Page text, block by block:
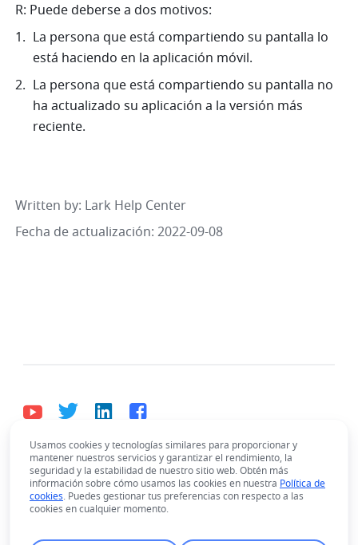
R: Puede deberse a dos motivos:
La persona que está compartiendo su pantalla lo
está haciendo en la aplicación móvil.
La persona que está compartiendo su pantalla no
ha actualizado su aplicación a la versión más
reciente.
Written by: Lark Help Center
Fecha de actualización: 2022-09-08
Español
Bahasa Indonesia Deutsch English
Español
Français
Italiano
Português (Brasil)
Tiếng Việt
ไทย 한국어 日本語 中文
Usamos cookies y tecnologías similares para proporcionar y
mantener nuestros servicios y garantizar el rendimiento, la
seguridad y la estabilidad de nuestro sitio web. Obtén más
información sobre cómo usamos las cookies en nuestra Política de
cookies. Puedes gestionar tus preferencias con respecto a las
cookies en cualquier momento.